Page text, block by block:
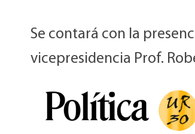
Se contará con la
vicepresidencia Prof.